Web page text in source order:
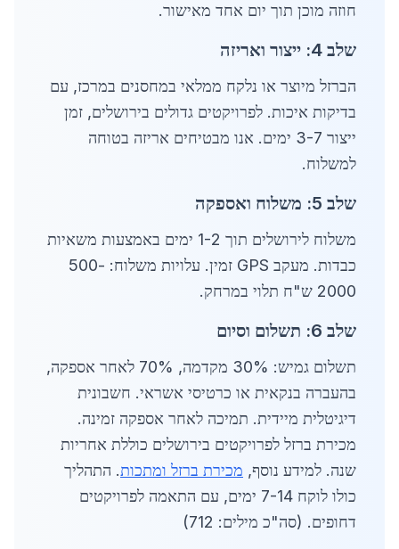
חוזה מוכן תוך יום אחד מאישור.
שלב 4: ייצור ואריזה
הברזל מיוצר או נלקח ממלאי במחסנים במרכז, עם
בדיקות איכות. לפרויקטים גדולים בירושלים, זמן
ייצור 3-7 ימים. אנו מבטיחים אריזה בטוחה
למשלוח.
שלב 5: משלוח ואספקה
משלוח לירושלים תוך 1-2 ימים באמצעות משאיות
כבדות. מעקב GPS זמין. עלויות משלוח: 500-
2000 ש"ח תלוי במרחק.
שלב 6: תשלום וסיום
תשלום גמיש: 30% מקדמה, 70% לאחר אספקה,
בהעברה בנקאית או כרטיסי אשראי. חשבונית
דיגיטלית מיידית. תמיכה לאחר אספקה זמינה.
מכירת ברזל לפרויקטים בירושלים כוללת אחריות
שנה. למידע נוסף, מכירת ברזל ומתכות. התהליך
כולו לוקח 7-14 ימים, עם התאמה לפרויקטים
דחופים. (סה"כ מילים: 712)